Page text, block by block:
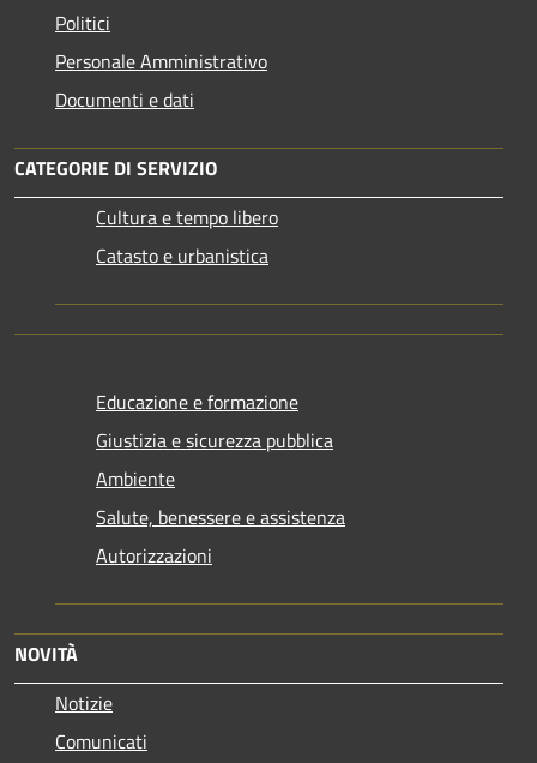
Politici
Personale Amministrativo
Documenti e dati
CATEGORIE DI SERVIZIO
Cultura e tempo libero
Catasto e urbanistica
Educazione e formazione
Giustizia e sicurezza pubblica
Ambiente
Salute, benessere e assistenza
Autorizzazioni
NOVITÀ
Notizie
Comunicati